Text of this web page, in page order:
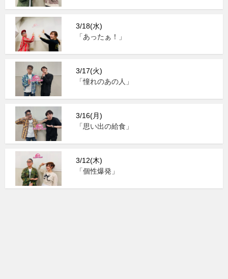
3/18(水)
「あったぁ！」
3/17(火)
「憧れのあの人」
3/16(月)
「思い出の給食」
3/12(木)
「個性爆発」